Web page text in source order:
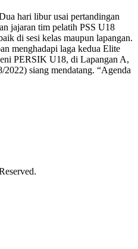
hari libur usai pertandingan
jajaran tim pelatih PSS U18
di sesi kelas maupun lapangan.
menghadapi laga kedua Elite
PERSIK U18, di Lapangan A,
siang mendatang. “Agenda